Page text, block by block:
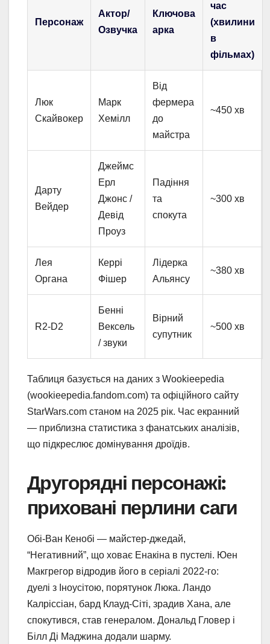
Персонаж
Актор/
Озвучка
Ключова
арка
час
(хвилини
в
фільмах)
Люк
Скайвокер
Марк
Хемілл
Від
фермера
до
майстра
~450 хв
Дарту
Вейдер
Джеймс
Ерл
Джонс /
Девід
Проуз
Падіння
та
спокута
~300 хв
Лея
Органа
Керрі
Фішер
Лідерка
Альянсу
~380 хв
R2-D2
Бенні
Вексель
/ звуки
Вірний
супутник
~500 хв
Таблиця базується на даних з Wookieepedia
(wookieepedia.fandom.com) та офіційного сайту
StarWars.com станом на 2025 рік. Час екранний
— приблизна статистика з фанатських аналізів,
що підкреслює домінування дроїдів.
Другорядні персонажі:
приховані перлини саги
Обі-Ван Кенобі — майстер-джедай,
“Негативний”, що ховає Енакіна в пустелі. Юен
Макгрегор відродив його в серіалі 2022-го:
дуелі з Іноусітою, порятунок Люка. Ландо
Калріссіан, бард Клауд-Сіті, зрадив Хана, але
спокутився, став генералом. Дональд Гловер і
Білл Ді Маджина додали шарму.